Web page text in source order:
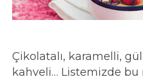
Çikolatalı, karamelli,
kahveli… Listemizde